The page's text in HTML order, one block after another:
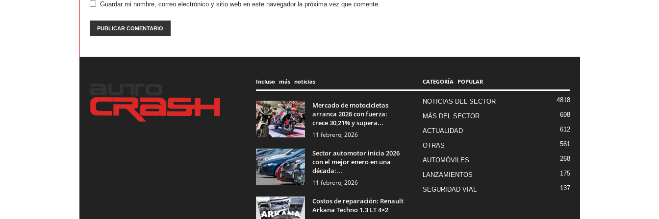
Guardar mi nombre, correo electrónico y sitio web en este navegador la próxima vez que comente.
Incluso más noticias
Mercado de motocicletas
arranca 2026 con fuerza:
crece 30,21% y supera...
11 febrero, 2026
Sector automotor inicia 2026
con el mejor enero en una
década:...
11 febrero, 2026
Costos de reparación: Renault
Arkana Techno 1.3 LT 4×2
CATEGORÍA POPULAR
NOTICIAS DEL SECTOR 4818
MÁS DEL SECTOR 698
ACTUALIDAD 612
OTRAS 561
AUTOMÓVILES 268
LANZAMIENTOS 175
SEGURIDAD VIAL 137